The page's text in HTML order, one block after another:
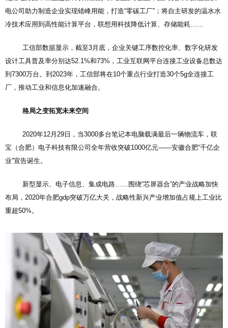
电公司助力制造企业实现错峰用能，打造“零碳工厂”；将自主研发的温水水
冷技术应用到高性能计算平台，联想用科技降低计算、存储能耗……
工信部数据显示，截至3月底，企业关键工序数控化率、数字化研发
设计工具普及率分别达52.1%和73%，工业互联网平台连接工业设备总数达
到7300万台。到2023年，工信部将在10个重点行业打造30个5g全连接工
厂，推动工业和信息化加速融合。
格局之变拓宽未来空间
2020年12月29日，当3000多台笔记本电脑载满最后一辆物流车，联
宝（合肥）电子科技有限公司全年营收突破1000亿元——安徽合肥“千亿企
业”宣告诞生。
新型显示、电子信息、集成电路……围绕“芯屏器合”的产业战略加快
布局，2020年合肥gdp突破万亿大关，战略性新兴产业增加值占规上工业比
重超50%。